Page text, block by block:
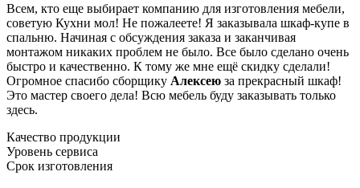
Всем, кто еще выбирает компанию для изготовления мебели,
советую Кухни мол! Не пожалеете! Я заказывала шкаф-купе в
спальню. Начиная с обсуждения заказа и заканчивая
монтажом никаких проблем не было. Все было сделано очень
быстро и качественно. К тому же мне ещё скидку сделали!
Огромное спасибо сборщику Алексею за прекрасный шкаф!
Это мастер своего дела! Всю мебель буду заказывать только
здесь.
Качество продукции
Уровень сервиса
Срок изготовления